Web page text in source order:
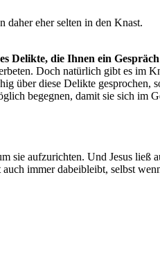
daher eher selten in den Knast.
Delikte, die Ihnen ein
Doch natürlich gibt es im
über diese Delikte gesprochen,
begegnen, damit sie sich im
sie aufzurichten. Und Jesus ließ
immer dabeibleibt, selbst